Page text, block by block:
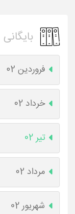
بایگانی
فروردین 02
خرداد 02
تیر 02
مرداد 02
شهریور 02